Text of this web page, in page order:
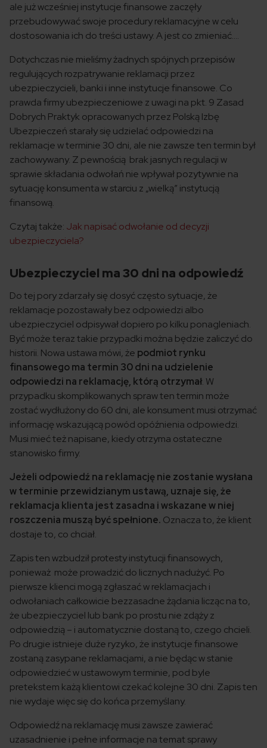
ale już wcześniej instytucje finansowe zaczęły
przebudowywać swoje procedury reklamacyjne w celu
dostosowania ich do treści ustawy. A jest co zmieniać….
Dotychczas nie mieliśmy żadnych spójnych przepisów
regulujących rozpatrywanie reklamacji przez
ubezpieczycieli, banki i inne instytucje finansowe. Co
prawda firmy ubezpieczeniowe z uwagi na pkt. 9 Zasad
Dobrych Praktyk opracowanych przez Polską Izbę
Ubezpieczeń starały się udzielać odpowiedzi na
reklamacje w terminie 30 dni, ale nie zawsze ten termin był
zachowywany. Z pewnością brak jasnych regulacji w
sprawie składania odwołań nie wpływał pozytywnie na
sytuację konsumenta w starciu z „wielką” instytucją
finansową.
Czytaj także: Jak napisać odwołanie od decyzji
ubezpieczyciela?
Ubezpieczyciel ma 30 dni na odpowiedź
Do tej pory zdarzały się dosyć często sytuacje, że
reklamacje pozostawały bez odpowiedzi albo
ubezpieczyciel odpisywał dopiero po kilku ponagleniach.
Być może teraz takie przypadki można będzie zaliczyć do
historii. Nowa ustawa mówi, że podmiot rynku
finansowego ma termin 30 dni na udzielenie
odpowiedzi na reklamację, którą otrzymał. W
przypadku skomplikowanych spraw ten termin może
zostać wydłużony do 60 dni, ale konsument musi otrzymać
informację wskazującą powód opóźnienia odpowiedzi.
Musi mieć też napisane, kiedy otrzyma ostateczne
stanowisko firmy.
Jeżeli odpowiedź na reklamację nie zostanie wysłana
w terminie przewidzianym ustawą, uznaje się, że
reklamacja klienta jest zasadna i wskazane w niej
roszczenia muszą być spełnione. Oznacza to, że klient
dostaje to, co chciał.
Zapis ten wzbudził protesty instytucji finansowych,
ponieważ może prowadzić do licznych nadużyć. Po
pierwsze klienci mogą zgłaszać w reklamacjach i
odwołaniach całkowicie bezzasadne żądania licząc na to,
że ubezpieczyciel lub bank po prostu nie zdąży z
odpowiedzią – i automatycznie dostaną to, czego chcieli.
Po drugie istnieje duże ryzyko, że instytucje finansowe
zostaną zasypane reklamacjami, a nie będąc w stanie
odpowiedzieć w ustawowym terminie, pod byle
pretekstem każą klientowi czekać kolejne 30 dni. Zapis ten
nie wydaje więc się do końca przemyślany.
Odpowiedź na reklamację musi zawsze zawierać
uzasadnienie i pełne informacje na temat sprawy